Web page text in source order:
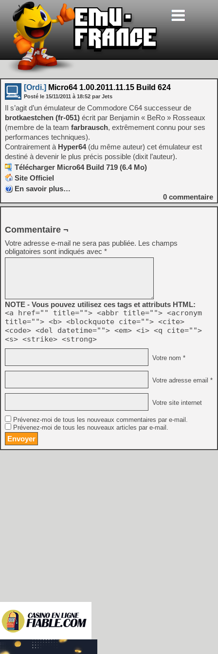
[Ordi.] Micro64 1.00.2011.11.15 Build 624
Posté le 15/11/2011 à 18:52 par Jets
Il s’agit d’un émulateur de Commodore C64 successeur de
brotkaestchen (fr-051) écrit par Benjamin « BeRo » Rosseaux
(membre de la team farbrausch, extrêmement connu pour ses
performances techniques).
Contrairement à Hyper64(du même auteur) cet émulateur est
destiné à devenir le plus précis possible (dixit l’auteur).
Télécharger Micro64 Build 719 (6.4 Mo)
Site Officiel
En savoir plus…
0 commentaire
Commentaire ¬
Votre adresse e-mail ne sera pas publiée. Les champs
obligatoires sont indiqués avec *
NOTE - Vous pouvez utilisez ces tags et attributs HTML:
<a href="" title=""> <abbr title=""> <acronym
title=""> <b> <blockquote cite=""> <cite>
<code> <del datetime=""> <em> <i> <q cite="">
<s> <strike> <strong>
Votre nom *
Votre adresse email *
Votre site internet
Prévenez-moi de tous les nouveaux commentaires par e-mail.
Prévenez-moi de tous les nouveaux articles par e-mail.